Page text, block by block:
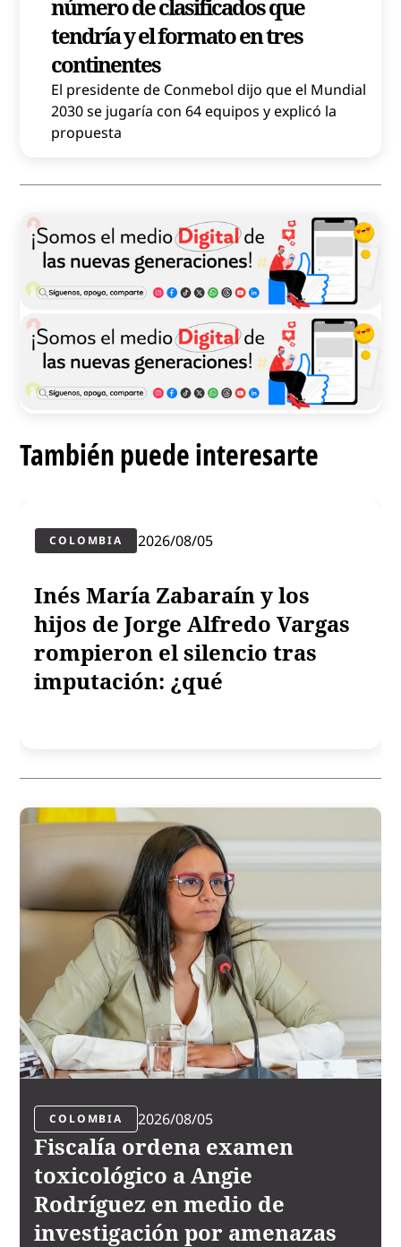
número de clasificados que
tendría y el formato en tres
continentes
El presidente de Conmebol dijo que el Mundial
2030 se jugaría con 64 equipos y explicó la
propuesta
También puede interesarte
COLOMBIA 2026/08/05
Inés María Zabaraín y los
hijos de Jorge Alfredo Vargas
rompieron el silencio tras
imputación: ¿qué
COLOMBIA 2026/08/05
Fiscalía ordena examen
toxicológico a Angie
Rodríguez en medio de
investigación por amenazas